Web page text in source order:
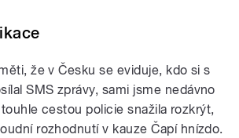
že v Česku se eviduje, kdo si s
SMS zprávy, sami jsme nedávno
cestou policie snažila rozkrýt,
rozhodnutí v kauze Čapí hnízdo.